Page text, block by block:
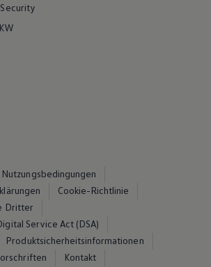
Nutzungsbedingungen
Cookie-Richtlinie
Dritter
Service Act (DSA)
Produktsicherheitsinformationen
Kontakt